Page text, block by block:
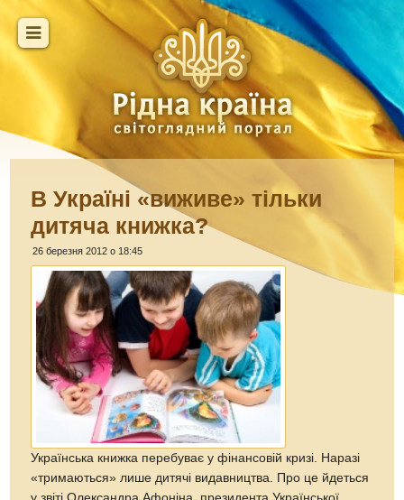
В Україні «виживе» тільки
дитяча книжка?
26 березня 2012 о 18:45
Українська книжка перебуває у фінансовій кризі. Наразі
«тримаються» лише дитячі видавництва. Про це йдеться